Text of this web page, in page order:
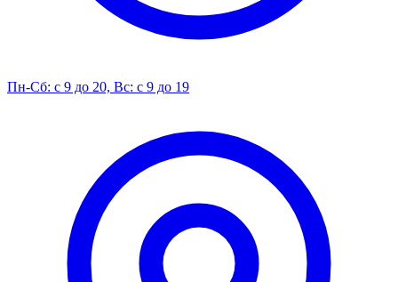
Пн-Сб: с 9 до 20, Вс: с 9 до 19